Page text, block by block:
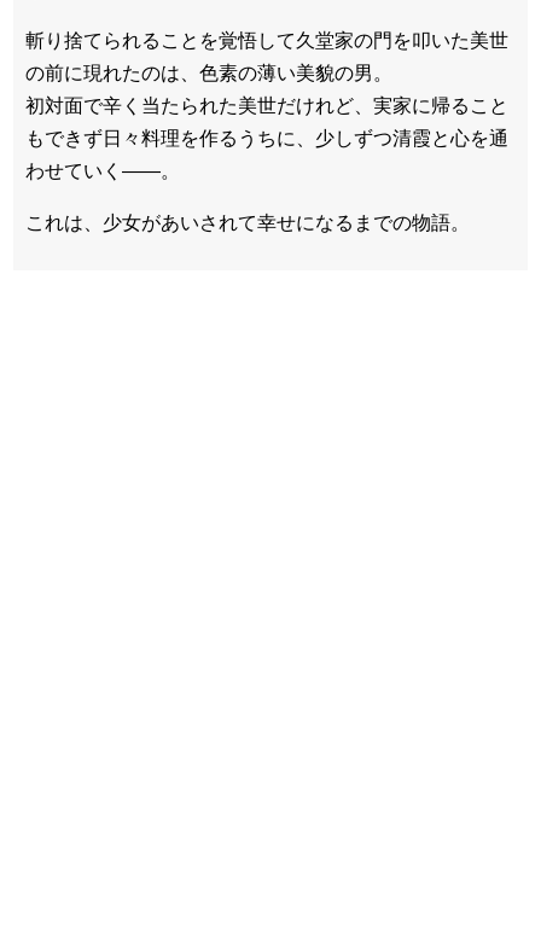
斬り捨てられることを覚悟して久堂家の門を叩いた美世
の前に現れたのは、色素の薄い美貌の男。
初対面で辛く当たられた美世だけれど、実家に帰ること
もできず日々料理を作るうちに、少しずつ清霞と心を通
わせていく――。
これは、少女があいされて幸せになるまでの物語。